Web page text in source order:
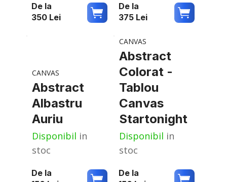
De la
350 Lei
De la
375 Lei
CANVAS
Abstract
Albastru
Auriu
Disponibil in
stoc
De la
CANVAS
Abstract
Colorat -
Tablou
Canvas
Startonight
Disponibil in
stoc
De la